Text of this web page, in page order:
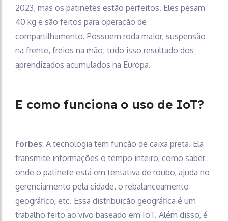
2023, mas os patinetes estão perfeitos. Eles pesam
40 kg e são feitos para operação de
compartilhamento. Possuem roda maior, suspensão
na frente, freios na mão; tudo isso resultado dos
aprendizados acumulados na Europa.
E como funciona o uso de IoT?
Forbes: A tecnologia tem função de caixa preta. Ela
transmite informações o tempo inteiro, como saber
onde o patinete está em tentativa de roubo, ajuda no
gerenciamento pela cidade, o rebalanceamento
geográfico, etc. Essa distribuição geográfica é um
trabalho feito ao vivo baseado em IoT. Além disso, é